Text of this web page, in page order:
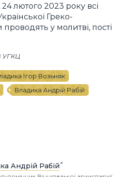
24 лютого 2023 року всі
Греко-
у молитві, пості
УГКЦ
Ігор Возьняк
Владика Андрій Рабій
Андрій Рабій